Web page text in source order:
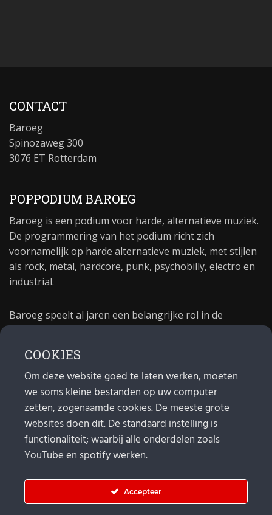
CONTACT
Baroeg
Spinozaweg 300
3076 ET Rotterdam
POPPODIUM BAROEG
Baroeg is een podium voor harde, alternatieve muziek.
De programmering van het podium richt zich
voornamelijk op harde alternatieve muziek, met stijlen
als rock, metal, hardcore, punk, psychobilly, electro en
industrial.
Baroeg speelt al jaren een belangrijke rol in de
poppodium 40 jaar.
MAIL
Algemeen: info@baroeg.nl
Bands & boeking: leon@baroeg.nl
Promotie & publiciteit: francis@baroeg.nl
COOKIES
Om deze website goed te laten werken, moeten
we soms kleine bestanden op uw computer
zetten, zogenaamde cookies. De meeste grote
websites doen dit. De standaard instelling is
functionaliteit; waarbij alle onderdelen zoals
YouTube en spotify werken.
Accepteer